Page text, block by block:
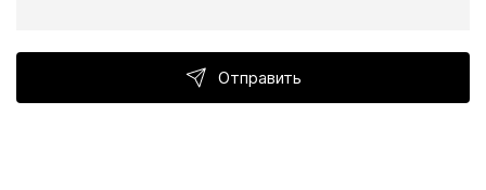
Отправить